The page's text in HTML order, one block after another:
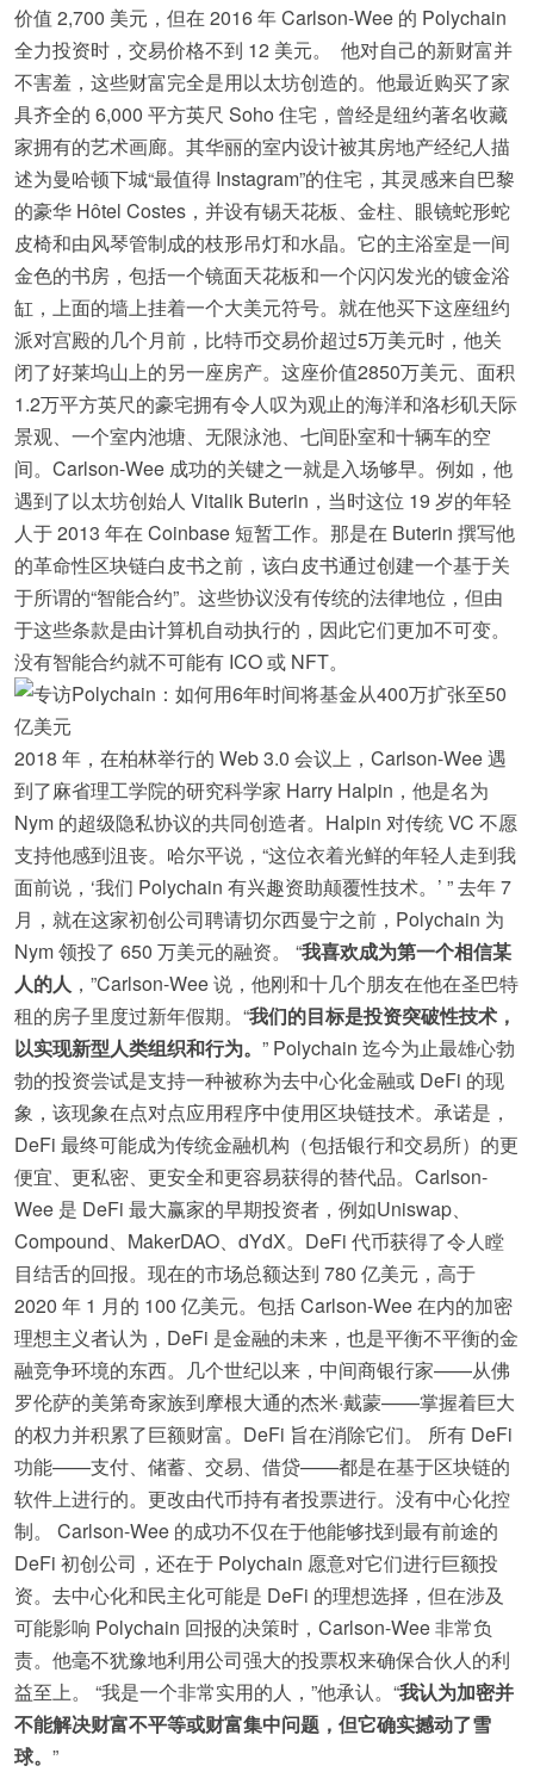
价值 2,700 美元，但在 2016 年 Carlson-Wee 的 Polychain
全力投资时，交易价格不到 12 美元。 他对自己的新财富并
不害羞，这些财富完全是用以太坊创造的。他最近购买了家
具齐全的 6,000 平方英尺 Soho 住宅，曾经是纽约著名收藏
家拥有的艺术画廊。其华丽的室内设计被其房地产经纪人描
述为曼哈顿下城“最值得 Instagram”的住宅，其灵感来自巴黎
的豪华 Hôtel Costes，并设有锡天花板、金柱、眼镜蛇形蛇
皮椅和由风琴管制成的枝形吊灯和水晶。它的主浴室是一间
金色的书房，包括一个镜面天花板和一个闪闪发光的镀金浴
缸，上面的墙上挂着一个大美元符号。就在他买下这座纽约
派对宫殿的几个月前，比特币交易价超过5万美元时，他关
闭了好莱坞山上的另一座房产。这座价值2850万美元、面积
1.2万平方英尺的豪宅拥有令人叹为观止的海洋和洛杉矶天际
景观、一个室内池塘、无限泳池、七间卧室和十辆车的空
间。Carlson-Wee 成功的关键之一就是入场够早。例如，他
遇到了以太坊创始人 Vitalik Buterin，当时这位 19 岁的年轻
人于 2013 年在 Coinbase 短暂工作。那是在 Buterin 撰写他
的革命性区块链白皮书之前，该白皮书通过创建一个基于关
于所谓的“智能合约”。这些协议没有传统的法律地位，但由
于这些条款是由计算机自动执行的，因此它们更加不可变。
没有智能合约就不可能有 ICO 或 NFT。
2018 年，在柏林举行的 Web 3.0 会议上，Carlson-Wee 遇
到了麻省理工学院的研究科学家 Harry Halpin，他是名为
Nym 的超级隐私协议的共同创造者。Halpin 对传统 VC 不愿
支持他感到沮丧。哈尔平说，“这位衣着光鲜的年轻人走到我
面前说，‘我们 Polychain 有兴趣资助颠覆性技术。’ ” 去年 7
月，就在这家初创公司聘请切尔西曼宁之前，Polychain 为
Nym 领投了 650 万美元的融资。 “我喜欢成为第一个相信某
人的人 ，”Carlson-Wee 说，他刚和十几个朋友在他在圣巴特
租的房子里度过新年假期。“我们的目标是投资突破性技术，
以实现新型人类组织和行为。 ” Polychain 迄今为止最雄心勃
勃的投资尝试是支持一种被称为去中心化金融或 DeFi 的现
象，该现象在点对点应用程序中使用区块链技术。承诺是，
DeFi 最终可能成为传统金融机构（包括银行和交易所）的更
便宜、更私密、更安全和更容易获得的替代品。Carlson-
Wee 是 DeFi 最大赢家的早期投资者，例如Uniswap、
Compound、MakerDAO、dYdX。DeFi 代币获得了令人瞠
目结舌的回报。现在的市场总额达到 780 亿美元，高于
2020 年 1 月的 100 亿美元。包括 Carlson-Wee 在内的加密
理想主义者认为，DeFi 是金融的未来，也是平衡不平衡的金
融竞争环境的东西。几个世纪以来，中间商银行家——从佛
罗伦萨的美第奇家族到摩根大通的杰米·戴蒙——掌握着巨大
的权力并积累了巨额财富。DeFi 旨在消除它们。 所有 DeFi
功能——支付、储蓄、交易、借贷——都是在基于区块链的
软件上进行的。更改由代币持有者投票进行。没有中心化控
制。 Carlson-Wee 的成功不仅在于他能够找到最有前途的
DeFi 初创公司，还在于 Polychain 愿意对它们进行巨额投
资。去中心化和民主化可能是 DeFi 的理想选择，但在涉及
可能影响 Polychain 回报的决策时，Carlson-Wee 非常负
责。他毫不犹豫地利用公司强大的投票权来确保合伙人的利
益至上。 “我是一个非常实用的人，”他承认。“我认为加密并
不能解决财富不平等或财富集中问题，但它确实撼动了雪
球。 ”